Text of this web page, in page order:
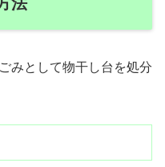
みとして物干し台を処分